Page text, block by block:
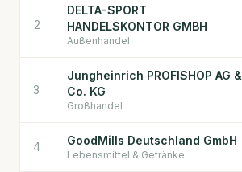
2
DELTA-SPORT
HANDELSKONTOR GMBH
Außenhandel
3
Jungheinrich PROFISHOP AG &
Co. KG
Großhandel
4 GoodMills Deutschland GmbH
Lebensmittel & Getränke